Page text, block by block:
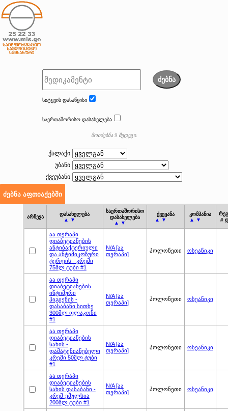
ძებნა
სიტყვის დასაწყისი
საერთაშორისო დასახელება
მოიძებნა 9 შედეგი.
ქალაქი
უბანი
ქვეუბანი
არჩევა
დასახელება
▲ ▼
საერთაშორისო
დასახელება
▲ ▼
ქვეყანა
▲ ▼
კომპანია
▲ ▼
#
აა თერაპი
დიაბეტიანების
ანტიბაქტერიული
და ანტიმიკოზური
ტერფის - კრემი
75მლ ტუბი #1
N/A [აა
თერაპი]
პოლონეთი ოსეანიკი
აა თერაპი
დიაბეტიანების
ინტიმური
ჰიგიენის -
დასაბანი სითხე
300მლ ფლაკონი
#1
N/A [აა
თერაპი]
პოლონეთი ოსეანიკი
აა თერაპი
დიაბეტიანების
სახის -
დამატენიანებელი
კრემი 50მლ ტუბი
#1
N/A [აა
თერაპი]
პოლონეთი ოსეანიკი
აა თერაპი
დიაბეტიანების
სახის დასაბანი -
კრემ-ემულსია
200მლ ტუბი #1
N/A [აა
თერაპი]
პოლონეთი ოსეანიკი